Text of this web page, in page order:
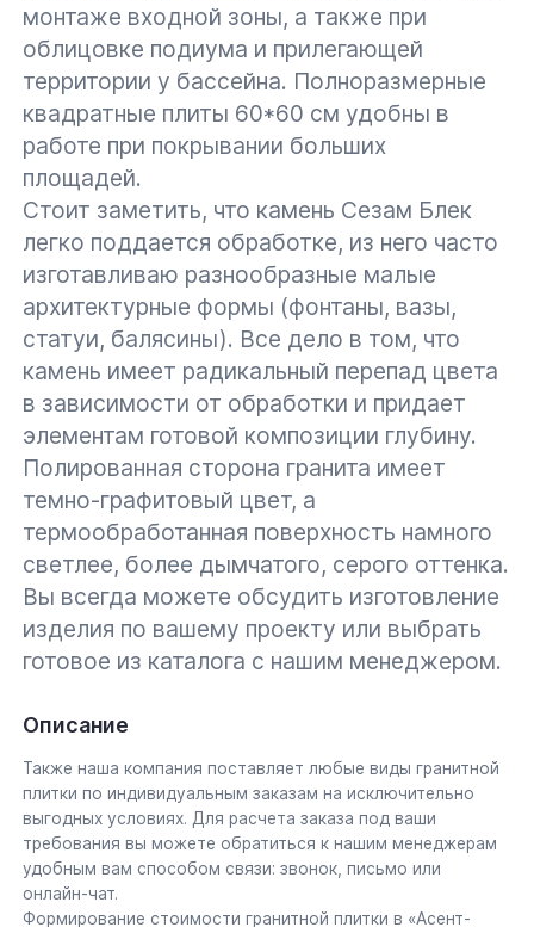
монтаже входной зоны, а также при
облицовке подиума и прилегающей
территории у бассейна. Полноразмерные
квадратные плиты 60*60 см удобны в
работе при покрывании больших
площадей.
Стоит заметить, что камень Сезам Блек
легко поддается обработке, из него часто
изготавливаю разнообразные малые
архитектурные формы (фонтаны, вазы,
статуи, балясины). Все дело в том, что
камень имеет радикальный перепад цвета
в зависимости от обработки и придает
элементам готовой композиции глубину.
Полированная сторона гранита имеет
темно-графитовый цвет, а
термообработанная поверхность намного
светлее, более дымчатого, серого оттенка.
Вы всегда можете обсудить изготовление
изделия по вашему проекту или выбрать
готовое из каталога с нашим менеджером.
Описание
Также наша компания поставляет любые виды гранитной
плитки по индивидуальным заказам на исключительно
выгодных условиях. Для расчета заказа под ваши
требования вы можете обратиться к нашим менеджерам
удобным вам способом связи: звонок, письмо или
онлайн-чат.
Формирование стоимости гранитной плитки в «Асент-